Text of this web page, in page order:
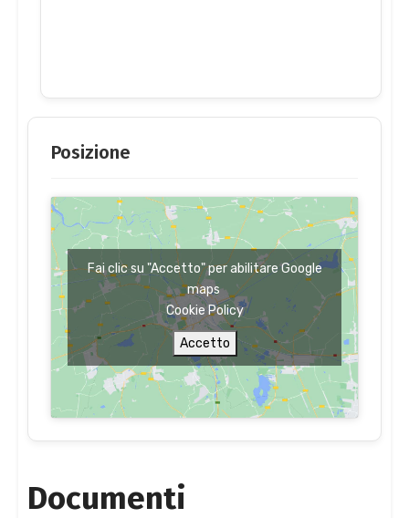
Posizione
Fai clic su "Accetto" per abilitare Google
maps
Cookie Policy
Accetto
Documenti